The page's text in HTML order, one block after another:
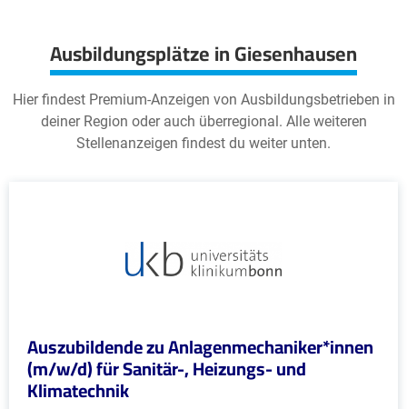
Ausbildungsplätze in Giesenhausen
Hier findest Premium-Anzeigen von Ausbildungsbetrieben in
deiner Region oder auch überregional. Alle weiteren
Stellenanzeigen findest du weiter unten.
Auszubildende zu Anlagenmechaniker*innen
(m/w/d) für Sanitär-, Heizungs- und
Klimatechnik